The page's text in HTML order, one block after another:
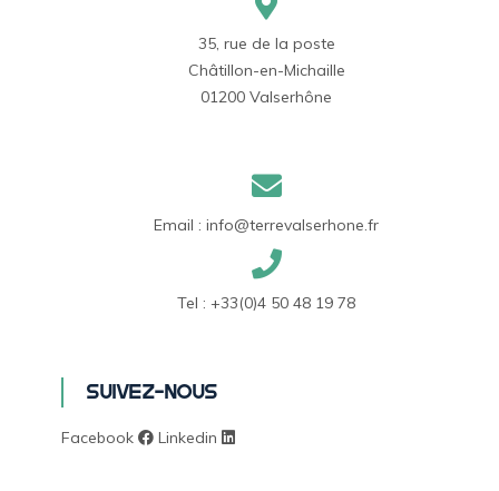
35, rue de la poste
Châtillon-en-Michaille
01200 Valserhône
Email : info@terrevalserhone.fr
Tel : +33(0)4 50 48 19 78
Suivez-nous
Facebook Linkedin